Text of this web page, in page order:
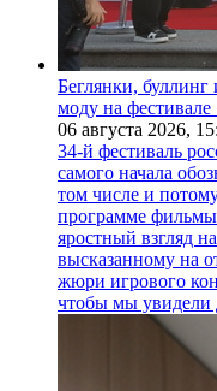
Беглянки,
моду на
06 августа 2026,
34-й фестиваль
самого начала
том числе и
программе
яростный взгляд
высказанному на
жюри игрового
чтобы мы увидели